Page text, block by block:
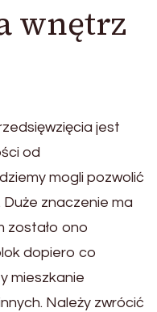
wnętrz
jest
od
mogli pozwolić
Duże znaczenie ma
zostało ono
dopiero co
mieszkanie
Należy zwrócić